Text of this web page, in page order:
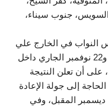
السويس، جنوب سيناء،
النواب في الخارج علي
مدار يومي الجمعة والسبت الموافقين 21 و22 نوفمبر الجاري داخل
مصرية في 117 دولة، على أن تعلن النتيجة
حال الحاجة إلى جولة الإعادة
سيجرى الاقتراع في الخارج يومي 15 و16 ديسمبر المقبل، وفي